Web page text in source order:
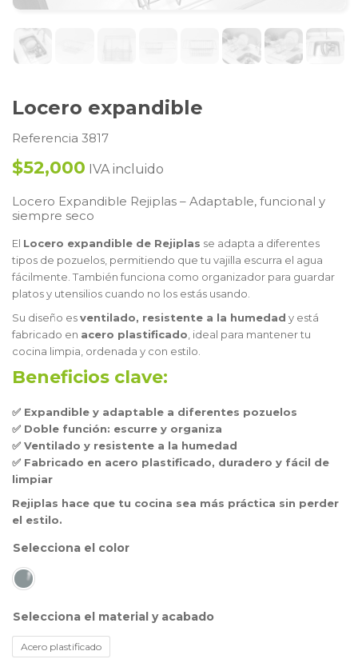
Locero expandible
Referencia 3817
$52,000 IVA incluido
Locero Expandible Rejiplas – Adaptable, funcional y
siempre seco
El Locero expandible de Rejiplas se adapta a diferentes
tipos de pozuelos, permitiendo que tu vajilla escurra el agua
fácilmente. También funciona como organizador para guardar
platos y utensilios cuando no los estás usando.
Su diseño esventilado, resistente a la humedad y está
fabricado en acero plastificado, ideal para mantener tu
cocina limpia, ordenada y con estilo.
Beneficios clave:
✅ Expandible y adaptable a diferentes pozuelos
✅ Doble función: escurre y organiza
✅ Ventilado y resistente a la humedad
✅ Fabricado en acero plastificado, duradero y fácil de
limpiar
Rejiplas hace que tu cocina sea más práctica sin perder
el estilo.
color
material y acabado
Acero plastificado